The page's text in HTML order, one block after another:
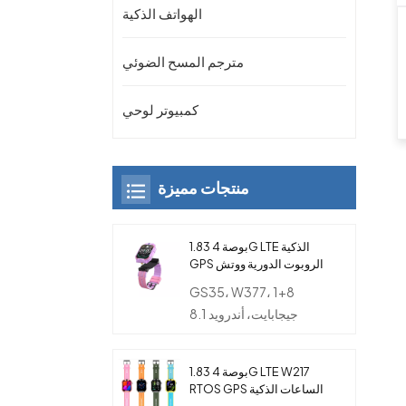
الهواتف الذكية
مترجم المسح الضوئي
كمبيوتر لوحي
منتجات مميزة
1.83 بوصة 4G LTE الذكية
GPS الروبوت الدورية ووتش
للأطفال
GS35، W377، 1+8
جيجابايت، أندرويد 8.1
1.83 بوصة 4G LTE W217
RTOS GPS الساعات الذكية